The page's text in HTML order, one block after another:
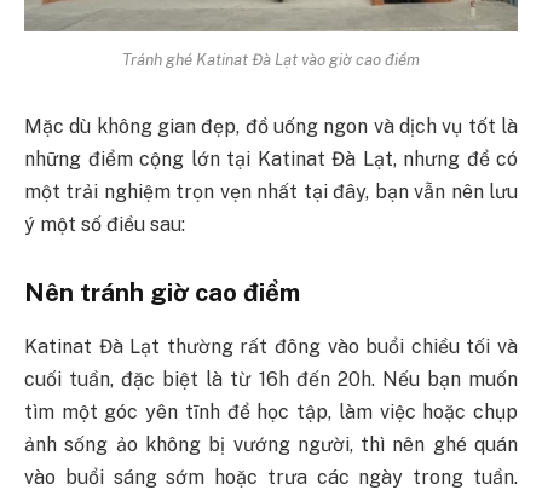
Tránh ghé Katinat Đà Lạt vào giờ cao điểm
Mặc dù không gian đẹp, đồ uống ngon và dịch vụ tốt là
những điểm cộng lớn tại Katinat Đà Lạt, nhưng để có
một trải nghiệm trọn vẹn nhất tại đây, bạn vẫn nên lưu
ý một số điều sau:
Nên tránh giờ cao điểm
Katinat Đà Lạt thường rất đông vào buổi chiều tối và
cuối tuần, đặc biệt là từ 16h đến 20h. Nếu bạn muốn
tìm một góc yên tĩnh để học tập, làm việc hoặc chụp
ảnh sống ảo không bị vướng người, thì nên ghé quán
vào buổi sáng sớm hoặc trưa các ngày trong tuần.